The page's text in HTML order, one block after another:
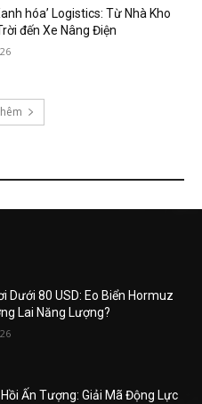
hóa’ Logistics: Từ Nhà Kho
đến Xe Nâng Điện
Dưới 80 USD: Eo Biển Hormuz
Lai Năng Lượng?
Ấn Tượng: Giải Mã Động Lực